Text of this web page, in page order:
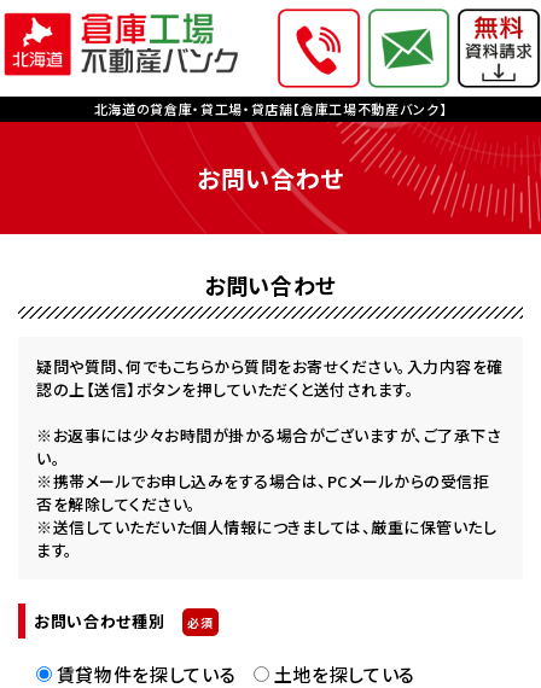
北海道の貸倉庫・貸工場・貸店舗【倉庫工場不動産バンク】
お問い合わせ
お問い合わせ
疑問や質問、何でもこちらから質問をお寄せください。入力内容を確
認の上【送信】ボタンを押していただくと送付されます。
※お返事には少々お時間が掛かる場合がございますが、ご了承下さ
い。
※携帯メールでお申し込みをする場合は、PCメールからの受信拒
否を解除してください。
※送信していただいた個人情報につきましては、厳重に保管いたし
ます。
お問い合わせ種別 必須
賃貸物件を探している
土地を探している